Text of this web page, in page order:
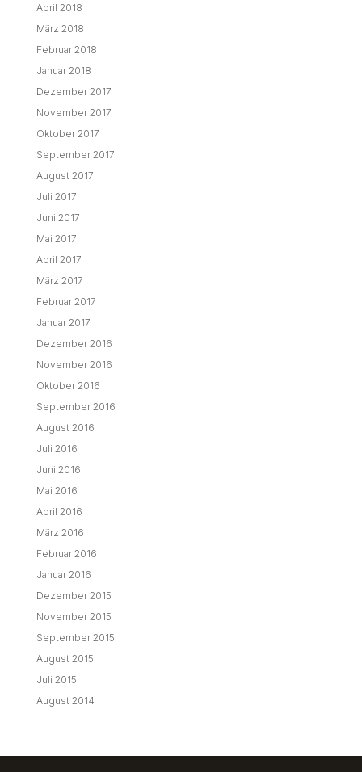
April 2018
März 2018
Februar 2018
Januar 2018
Dezember 2017
November 2017
Oktober 2017
September 2017
August 2017
Juli 2017
Juni 2017
Mai 2017
April 2017
März 2017
Februar 2017
Januar 2017
Dezember 2016
November 2016
Oktober 2016
September 2016
August 2016
Juli 2016
Juni 2016
Mai 2016
April 2016
März 2016
Februar 2016
Januar 2016
Dezember 2015
November 2015
September 2015
August 2015
Juli 2015
August 2014